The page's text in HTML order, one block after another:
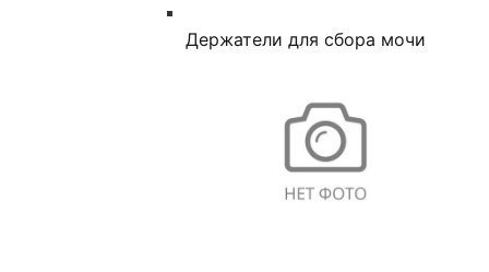
Держатели для сбора мочи